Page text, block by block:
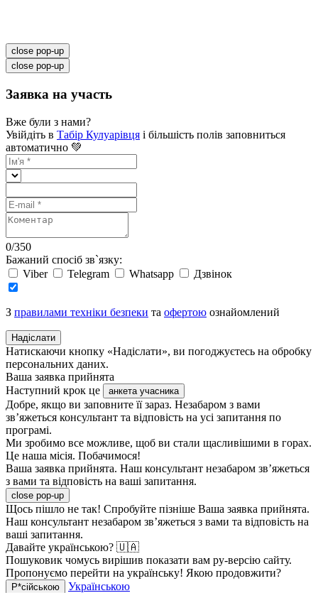
close pop-up
close pop-up
Заявка на участь
Вже були з нами?
Увійдіть в Табір Кулуарівця і більшість полів заповниться
автоматично 💚
0/350
Бажаний спосіб зв`язку:
Viber
Telegram Whatsapp Дзвінок
З правилами техніки безпеки та офертою ознайомлений
Надіслати
Натискаючи кнопку «Надіслати», ви погоджуєтесь на обробку
персональних даних.
Ваша заявка прийнята
Наступний крок це
анкета учасника
Добре, якщо ви заповните її зараз. Незабаром з вами
зв’яжеться консультант та відповість на усі запитання по
програмі.
Ми зробимо все можливе, щоб ви стали щасливішими в горах.
Це наша місія. Побачимося!
Ваша заявка прийнята. Наш консультант незабаром зв’яжеться
з вами та відповість на ваші запитання.
close pop-up
Щось пішло не так! Спробуйте пізніше Ваша заявка прийнята.
Наш консультант незабаром зв’яжеться з вами та відповість на
ваші запитання.
Давайте українською? 🇺🇦
Пошуковик чомусь вирішив показати вам ру-версію сайту.
Пропонуємо перейти на українську! Якою продовжити?
Р*сійською Українською